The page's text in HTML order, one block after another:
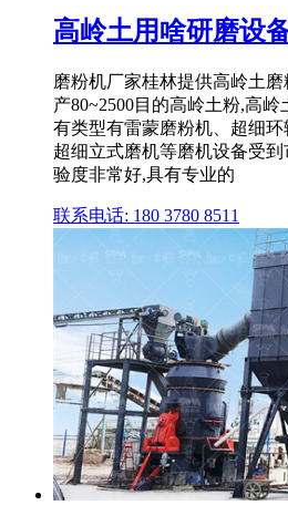
高岭土用啥研磨设
磨粉机厂家桂林提供高岭土
产80~2500目的高岭土粉,高
有类型有雷蒙磨粉机、超细环
超细立式磨机等磨机设备受
验度非常好,具有专业的
联系电话: 180 3780 8511